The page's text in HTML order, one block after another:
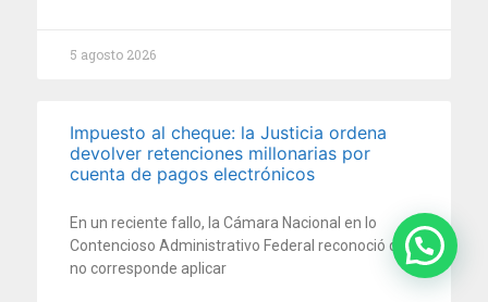
5 agosto 2026
Impuesto al cheque: la Justicia ordena
devolver retenciones millonarias por
cuenta de pagos electrónicos
En un reciente fallo, la Cámara Nacional en lo
Contencioso Administrativo Federal reconoció que
no corresponde aplicar